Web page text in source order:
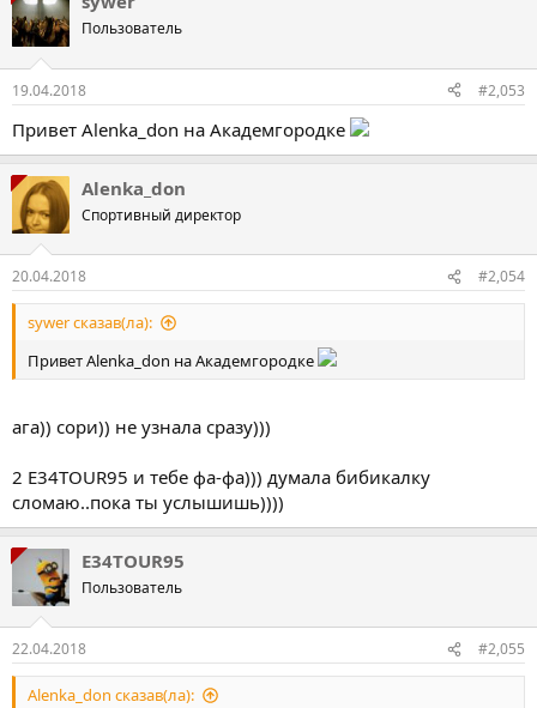
Пользователь
19.04.2018 #2,053
Привет Alenka_don на Академгородке
Alenka_don
Спортивный директор
20.04.2018 #2,054
sywer сказав(ла):
Привет Alenka_don на Академгородке
ага)) сори)) не узнала сразу)))
2 E34TOUR95 и тебе фа-фа))) думала бибикалку
сломаю..пока ты услышишь))))
E34TOUR95
Пользователь
22.04.2018 #2,055
Alenka_don сказав(ла):